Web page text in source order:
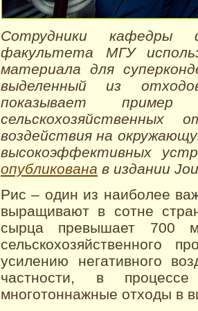
Сотрудники кафедры
факультета МГУ
материала для
выделенный из
показывает пример
сельскохозяйственных
воздействия на
высокоэффективных
опубликована в издании
Рис – один из наиболее
выращивают в сотне
сырца превышает 700
сельскохозяйственного
усилению негативного
частности, в
многотоннажные отходы в